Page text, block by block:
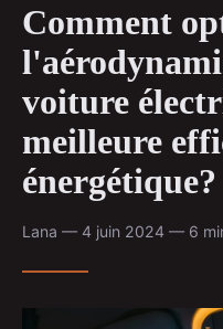
Comment
voiture
meilleure
énergétique?
Lana — 4 juin 2024 — 6